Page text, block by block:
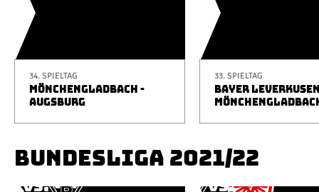
34. SPIELTAG
MÖNCHENGLADBACH -
AUGSBURG
33. SPIELTAG
BAYER
BUNDESLIGA 2021/22